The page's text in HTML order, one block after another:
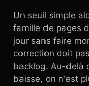
Un seuil simple
famille de pages
jour sans faire
correction doit
backlog. Au-delà
baisse, on n'est